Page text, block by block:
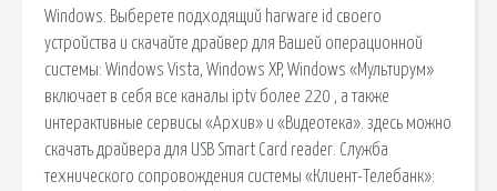
Windows. Выберете подходящий harware id своего
устройства и скачайте драйвер для Вашей операционной
системы: Windows Vista, Windows XP, Windows «Мультирум»
включает в себя все каналы iptv более 220 , а также
интерактивные сервисы «Архив» и «Видеотека». здесь можно
скачать драйвера для USB Smart Card reader. Служба
технического сопровождения системы «Клиент-Телебанк»: